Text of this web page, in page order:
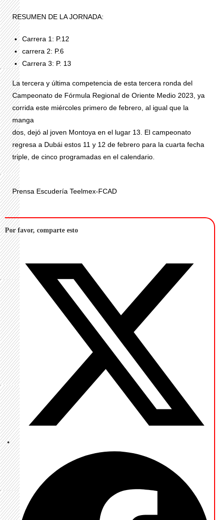
RESUMEN DE LA JORNADA:
Carrera 1: P.12
carrera 2: P.6
Carrera 3: P. 13
La tercera y última competencia de esta tercera ronda del
Campeonato de Fórmula Regional de Oriente Medio 2023, ya
corrida este miércoles primero de febrero, al igual que la
manga
dos, dejó al joven Montoya en el lugar 13. El campeonato
regresa a Dubái estos 11 y 12 de febrero para la cuarta fecha
triple, de cinco programadas en el calendario.
Prensa Escudería Teelmex-FCAD
Por favor, comparte esto